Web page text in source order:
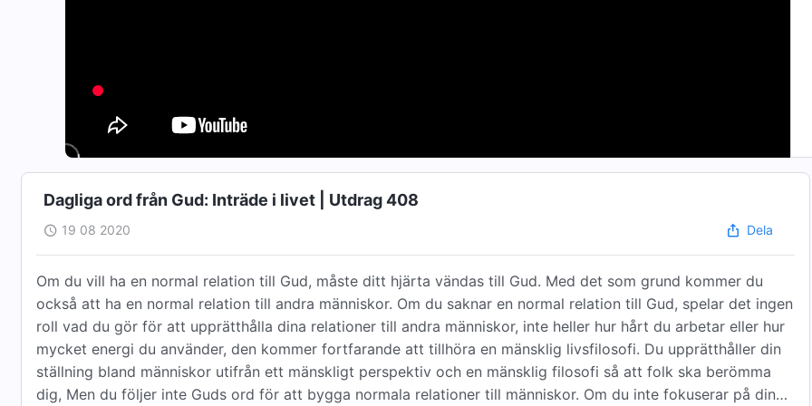
Dagliga ord från Gud: Inträde i livet | Utdrag 408
19 08 2020 Dela
Om du vill ha en normal relation till Gud, måste ditt hjärta vändas till Gud. Med det som grund kommer du
också att ha en normal relation till andra människor. Om du saknar en normal relation till Gud, spelar det ingen
roll vad du gör för att upprätthålla dina relationer till andra människor, inte heller hur hårt du arbetar eller hur
mycket energi du använder, den kommer fortfarande att tillhöra en mänsklig livsfilosofi. Du upprätthåller din
ställning bland människor utifrån ett mänskligt perspektiv och en mänsklig filosofi så att folk ska berömma
dig, Men du följer inte Guds ord för att bygga normala relationer till människor. Om du inte fokuserar på dina